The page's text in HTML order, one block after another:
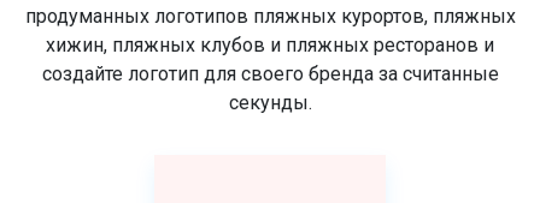
продуманных логотипов пляжных курортов, пляжных
хижин, пляжных клубов и пляжных ресторанов и
создайте логотип для своего бренда за считанные
секунды.